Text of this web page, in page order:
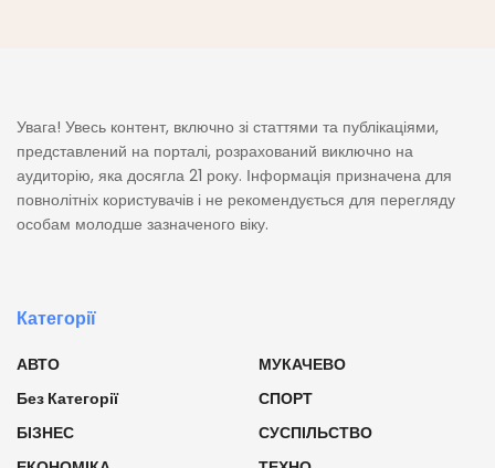
Увага! Увесь контент, включно зі статтями та публікаціями,
представлений на порталі, розрахований виключно на
аудиторію, яка досягла 21 року. Інформація призначена для
повнолітніх користувачів і не рекомендується для перегляду
особам молодше зазначеного віку.
Категорії
АВТО
Без Категорії
БІЗНЕС
МУКАЧЕВО
СПОРТ
СУСПІЛЬСТВО